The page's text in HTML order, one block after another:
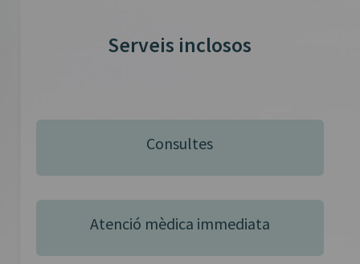
Serveis inclosos
Consultes
Atenció mèdica immediata